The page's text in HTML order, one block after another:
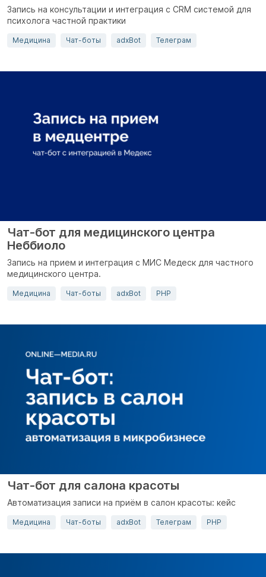
Запись на консультации и интеграция с CRM системой для
психолога частной практики
Медицина Чат-боты adxBot Телеграм
Чат-бот для медицинского центра
Неббиоло
Запись на прием и интеграция с МИС Медеск для частного
медицинского центра.
Медицина Чат-боты adxBot PHP
Чат-бот для салона красоты
Автоматизация записи на приём в салон красоты: кейс
Медицина Чат-боты adxBot Телеграм PHP